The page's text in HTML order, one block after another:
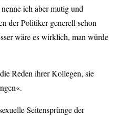
ich aber mutig und
der Politiker generell schon
wäre es wirklich, man würde
Reden ihrer Kollegen, sie
Seitensprünge der